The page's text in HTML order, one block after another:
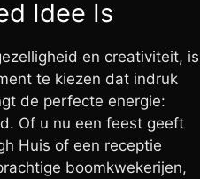
Idee Is
en creativiteit, is
te kiezen dat indruk
de perfecte energie:
Of u nu een feest geeft
Huis of een receptie
boomkwekerijen,